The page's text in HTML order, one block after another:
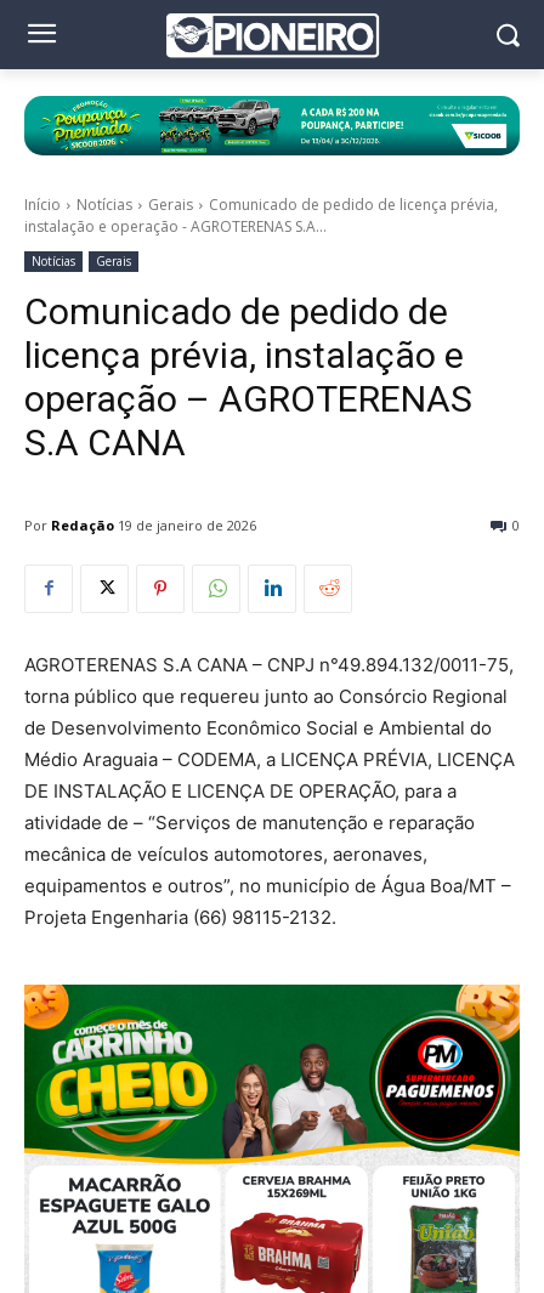
Início Notícias Gerais
Comunicado de pedido de licença prévia,
instalação e operação - AGROTERENAS S.A...
Notícias Gerais
Comunicado de pedido de
licença prévia, instalação e
operação – AGROTERENAS
S.A CANA
Por Redação 0
19 de janeiro de 2026
AGROTERENAS S.A CANA – CNPJ n°49.894.132/0011-75,
torna público que requereu junto ao Consórcio Regional
de Desenvolvimento Econômico Social e Ambiental do
Médio Araguaia – CODEMA, a LICENÇA PRÉVIA, LICENÇA
DE INSTALAÇÃO E LICENÇA DE OPERAÇÃO, para a
atividade de – “Serviços de manutenção e reparação
mecânica de veículos automotores, aeronaves,
equipamentos e outros”, no município de Água Boa/MT –
Projeta Engenharia (66) 98115-2132.